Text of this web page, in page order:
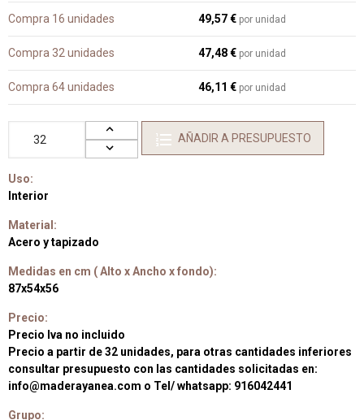
Compra 16 unidades 49,57 € por unidad
Compra 32 unidades 47,48 € por unidad
Compra 64 unidades 46,11 € por unidad
AÑADIR A PRESUPUESTO
Uso:
Interior
Material:
Acero y tapizado
Medidas en cm ( Alto x Ancho x fondo):
87x54x56
Precio:
Precio Iva no incluido
Precio a partir de 32 unidades, para otras cantidades inferiores
consultar presupuesto con las cantidades solicitadas en:
info@maderayanea.com o Tel/ whatsapp: 916042441
Grupo: